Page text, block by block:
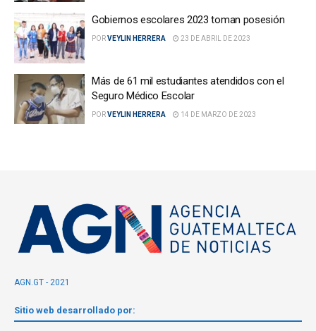
Gobiernos escolares 2023 toman posesión
PORVEYLIN HERRERA 23 DE ABRIL DE 2023
Más de 61 mil estudiantes atendidos con el
Seguro Médico Escolar
PORVEYLIN HERRERA 14 DE MARZO DE 2023
AGN.GT - 2021
Sitio web desarrollado por: